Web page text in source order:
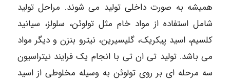
همیشه به صورت داخلی تولید می شوند. مراحل تولید
شامل استفاده از مواد خام مثل تولوئن، سلولز، سیانید
کلسیم، اسید پیکریک، گلیسیرین، نیترو بنزن و دیگر مواد
می باشد. تولید تی ان تی با انجام یک فرایند نیتراسیون
سه مرحله ای بر روی تولوئن به وسیله مخلوطی از اسید